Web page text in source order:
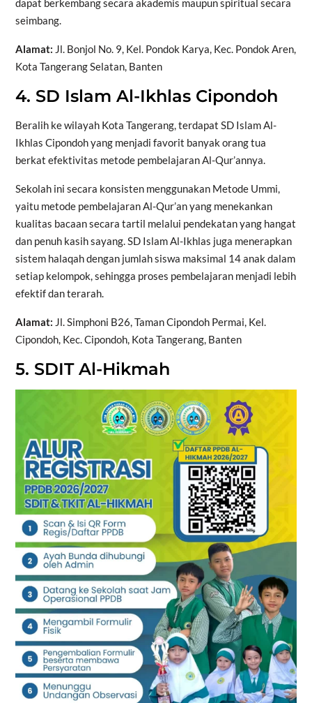
dapat berkembang secara akademis maupun spiritual secara
seimbang.
Alamat: Jl. Bonjol No. 9, Kel. Pondok Karya, Kec. Pondok Aren,
Kota Tangerang Selatan, Banten
4. SD Islam Al-Ikhlas Cipondoh
Beralih ke wilayah Kota Tangerang, terdapat SD Islam Al-
Ikhlas Cipondoh yang menjadi favorit banyak orang tua
berkat efektivitas metode pembelajaran Al-Qur’annya.
Sekolah ini secara konsisten menggunakan Metode Ummi,
yaitu metode pembelajaran Al-Qur’an yang menekankan
kualitas bacaan secara tartil melalui pendekatan yang hangat
dan penuh kasih sayang. SD Islam Al-Ikhlas juga menerapkan
sistem halaqah dengan jumlah siswa maksimal 14 anak dalam
setiap kelompok, sehingga proses pembelajaran menjadi lebih
efektif dan terarah.
Alamat: Jl. Simphoni B26, Taman Cipondoh Permai, Kel.
Cipondoh, Kec. Cipondoh, Kota Tangerang, Banten
5. SDIT Al-Hikmah